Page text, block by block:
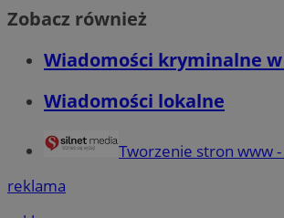
Zobacz również
Wiadomości kryminalne
Wiadomości lokalne
Tworzenie stron www
reklama